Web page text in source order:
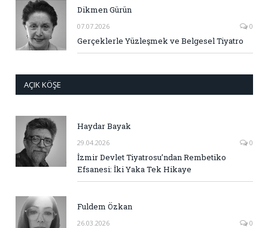
Dikmen Gürün
07.07.2026 0
Gerçeklerle Yüzleşmek ve Belgesel Tiyatro
AÇIK KÖŞE
Haydar Bayak
29.04.2026 0
İzmir Devlet Tiyatrosu’ndan Rembetiko
Efsanesi: İki Yaka Tek Hikaye
Fuldem Özkan
26.03.2026 0